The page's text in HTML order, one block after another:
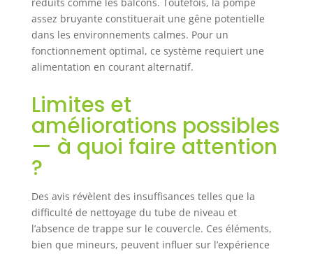
tubes de niveau
prédécoupés de
longueur
uniforme évitent
reflux, avec des
vannes de haute
hydroponique
DWC complet : ce
système de
culture
assez bruyante constituerait une gêne potentielle
dans les environnements calmes. Pour un
fonctionnement optimal, ce système requiert une
alimentation en courant alternatif.
Limites et
améliorations possibles
— à quoi faire attention
?
Des avis révèlent des insuffisances telles que la
difficulté de nettoyage du tube de niveau et
l’absence de trappe sur le couvercle. Ces éléments,
bien que mineurs, peuvent influer sur l’expérience